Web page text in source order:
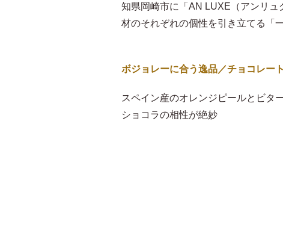
知県岡崎市に「AN LUXE（アンリ
材のそれぞれの個性を引き立てる「
ボジョレーに合う逸品／チョコレー
スペイン産のオレンジピールとビタ
ショコラの相性が絶妙